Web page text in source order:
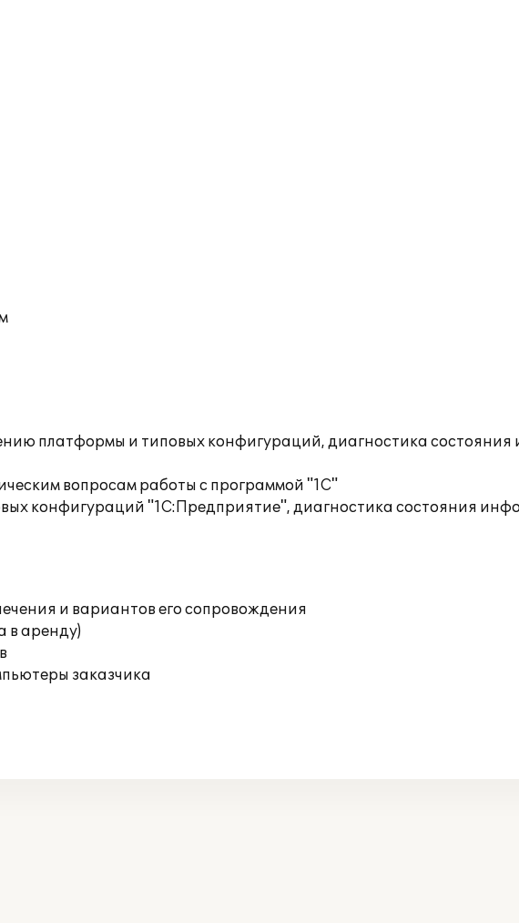
платформы и типовых конфигураций, диагностика
вопросам работы с программой "1С"
конфигураций "1С:Предприятие", диагностика состояния
и вариантов его сопровождения
в аренду)
заказчика